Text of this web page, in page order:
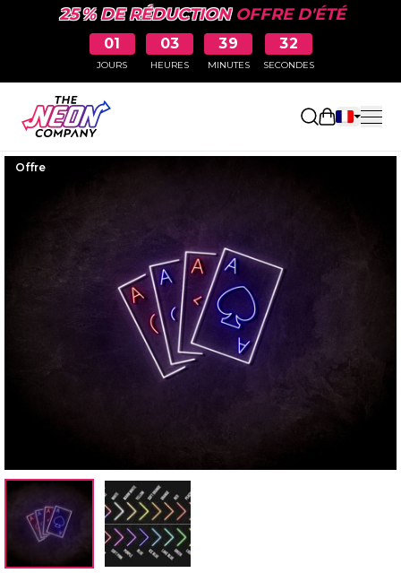
25 % DE RÉDUCTIONOFFRE D'ÉTÉ
01
JOURS
03
HEURES
39
MINUTES
31
SECONDES
Ouvrir le
Offre